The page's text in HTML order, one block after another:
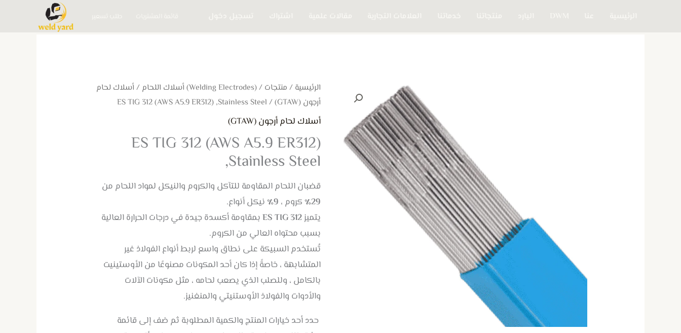
الرئيسية / منتجات /(Welding Electrodes) أسلاك اللحام / أسلاك لحام
أرجون (GTAW)
/ ES TIG 312 (AWS A5.9 ER312) ,Stainless Steel
أسلاك لحام أرجون (GTAW)
ES TIG 312 (AWS A5.9 ER312)
,Stainless Steel
قضبان اللحام المقاومة للتآكل والكروم والنيكل لمواد اللحام من
29٪ كروم ، 9٪ نيكل أنواع.
يتميزES TIG 312بمقاومة أكسدة جيدة في درجات الحرارة العالية
بسبب محتواه العالي من الكروم.
تُستخدم السبيكة على نطاق واسع لربط أنواع الفولاذ غير
المتشابهة ، خاصةً إذا كان أحد المكونات مصنوعًا من الأوستينيت
بالكامل ، وللصلب الذي يصعب لحامه ، مثل مكونات الآلات
والأدوات والفولاذ الأوستنيتي والمنغنيز.
حدد أحد خيارات المنتج والكمية المطلوبة ثم ضف إلى قائمة